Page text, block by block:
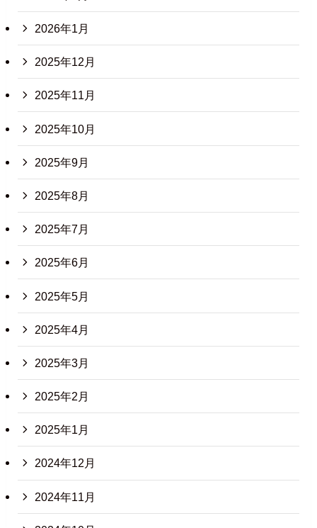
2026年1月
2025年12月
2025年11月
2025年10月
2025年9月
2025年8月
2025年7月
2025年6月
2025年5月
2025年4月
2025年3月
2025年2月
2025年1月
2024年12月
2024年11月